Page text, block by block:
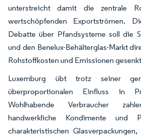
unterstreicht damit die zentrale
wertschöpfenden Exportströmen.
Debatte über Pfandsysteme soll die
und den Benelux-Behälterglas-Markt
Rohstoffkosten und Emissionen
Luxemburg übt trotz seiner
überproportionalen Einfluss in
Wohlhabende Verbraucher
handwerkliche Kondimente und
charakteristischen